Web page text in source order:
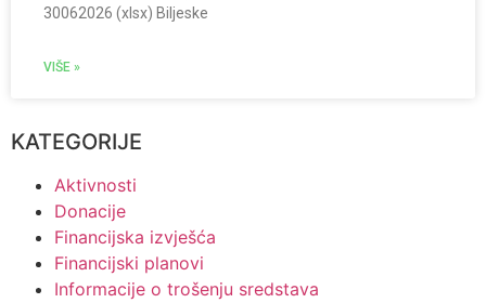
30062026 (xlsx) Biljeske
VIŠE »
KATEGORIJE
Aktivnosti
Donacije
Financijska izvješća
Financijski planovi
Informacije o trošenju sredstava